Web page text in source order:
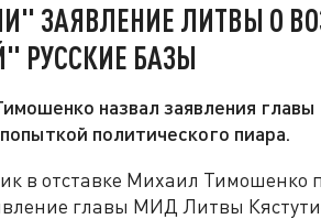
ЗАЯВЛЕНИЕ ЛИТВЫ О
РУССКИЕ БАЗЫ
назвал заявления
политического пиара.
в отставке Михаил Тимошенко
главы МИД Литвы